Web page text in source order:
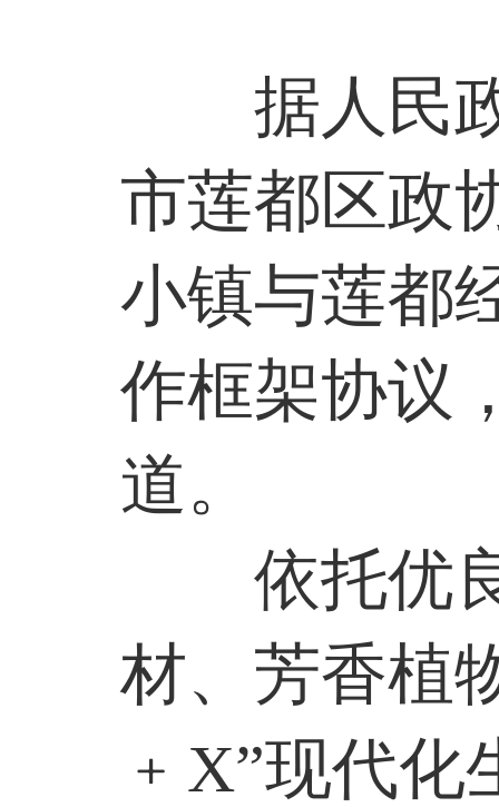
据人民
市莲都区政
小镇与莲都
作框架协议
道。
依托优
材、芳香植
﹢ X”现代化